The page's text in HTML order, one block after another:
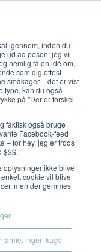
igennem, inden du
ud ad posen; jeg vil
nemlig få en idé om,
som dig oftest
småkager – det er vist
type, kan du også
på "Der er forskel
faktisk også bruge
Facebook-feed
– for hey, jeg er trods
$$$.
oplysninger ikke blive
cookie vil blive
men der gemmes
arme, ingen kage
Åbn